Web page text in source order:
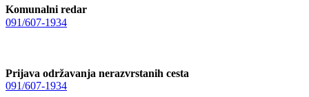
Komunalni redar
091/607-1934
Prijava održavanja nerazvrstanih cesta
091/607-1934